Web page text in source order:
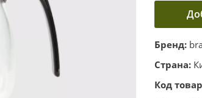
Бренд:
Страна:
Код